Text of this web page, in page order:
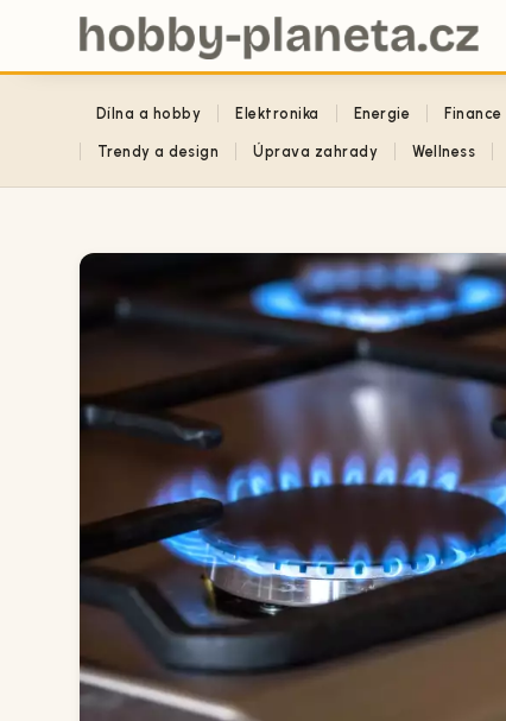
Dílna a hobby Elektronika Energie Finance
Trendy a design Úprava zahrady Wellness